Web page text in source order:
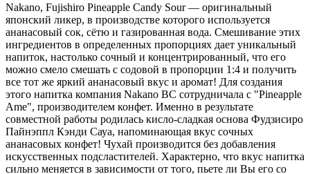
Nakano, Fujishiro Pineapple Candy Sour — оригинальный
японский ликер, в производстве которого используется
ананасовый сок, сётю и газированная вода. Смешивание этих
ингредиентов в определенных пропорциях дает уникальный
напиток, настолько сочный и концентрированный, что его
можно смело смешать с содовой в пропорции 1:4 и получить
все тот же яркий ананасовый вкус и аромат! Для создания
этого напитка компания Nakano BC сотрудничала с "Pineapple
Ame", производителем конфет. Именно в результате
совместной работы родилась кисло-сладкая основа Фудзисиро
Пайнэппл Кэнди Сауа, напоминающая вкус сочных
ананасовых конфет! Чухай производится без добавления
искусственных подсластителей. Характерно, что вкус напитка
сильно меняется в зависимости от того, пьете ли Вы его со